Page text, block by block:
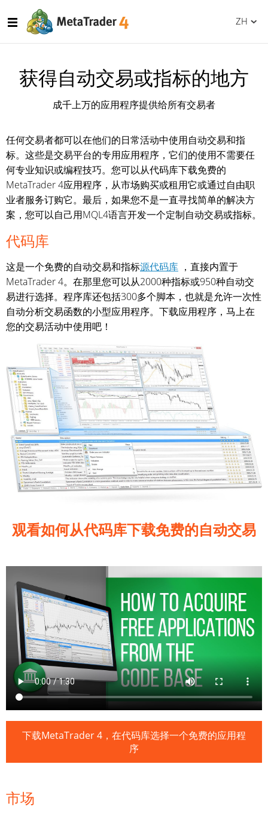
ZH
获得自动交易或指标的地方
成千上万的应用程序提供给所有交易者
任何交易者都可以在他们的日常活动中使用自动交易和指
标。这些是交易平台的专用应用程序，它们的使用不需要任
何专业知识或编程技巧。您可以从代码库下载免费的
MetaTrader 4应用程序，从市场购买或租用它或通过自由职
业者服务订购它。最后，如果您不是一直寻找简单的解决方
案，您可以自己用MQL4语言开发一个定制自动交易或指标。
代码库
这是一个免费的自动交易和指标源代码库 ，直接内置于
MetaTrader 4。在那里您可以从2000种指标或950种自动交
易进行选择。程序库还包括300多个脚本，也就是允许一次性
自动分析交易函数的小型应用程序。下载应用程序，马上在
您的交易活动中使用吧！
观看如何从代码库下载免费的自动交易
下载MetaTrader 4，在代码库选择一个免费的应用程
序
市场